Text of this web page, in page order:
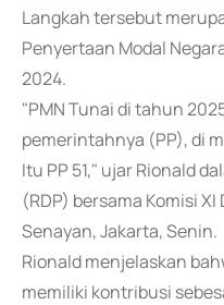
Langkah tersebut
Penyertaan Modal
2024.
"PMN Tunai di tahun
pemerintahnya (PP), di
Itu PP 51," ujar Rionald
(RDP) bersama Komisi XI
Senayan, Jakarta, Senin.
Rionald menjelaskan
memiliki kontribusi